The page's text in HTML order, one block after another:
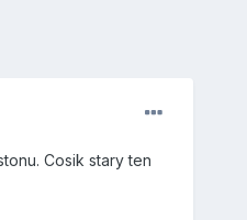
Cosik stary ten